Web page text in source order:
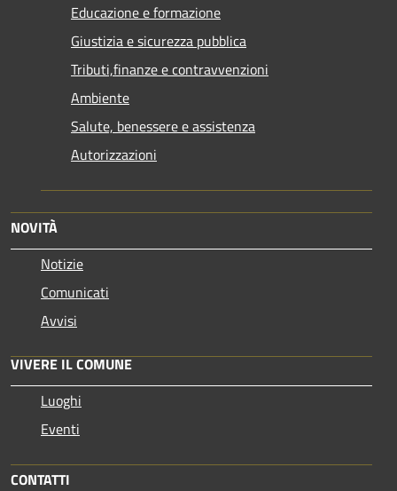
Educazione e formazione
Giustizia e sicurezza pubblica
Tributi,finanze e contravvenzioni
Ambiente
Salute, benessere e assistenza
Autorizzazioni
NOVITÀ
Notizie
Comunicati
Avvisi
VIVERE IL COMUNE
Luoghi
Eventi
CONTATTI